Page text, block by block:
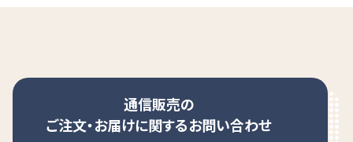
通信販売の
ご注文・お届けに関するお問い合わせ